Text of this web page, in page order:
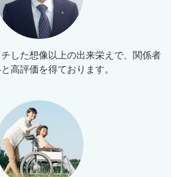
した想像以上の出来栄えで、関係者
高評価を得ております。